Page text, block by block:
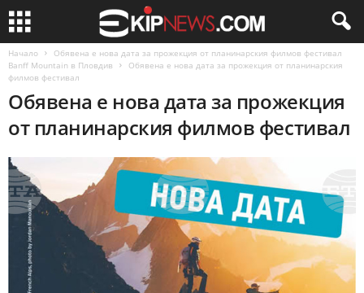
Начало
Обявена е нова дата за прожекция от планинарския филмов фестивал
Banff Mountain в Пловдив
Обявена е нова дата за прожекция от планинарския
филмов фестивал
Обявена е нова дата за прожекция
от планинарския филмов фестивал